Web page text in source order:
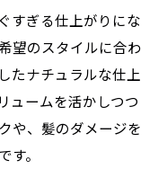
すぎる仕上がりにな
望のスタイルに合わ
たナチュラルな仕上
ュームを活かしつつ
や、髪のダメージを
す。